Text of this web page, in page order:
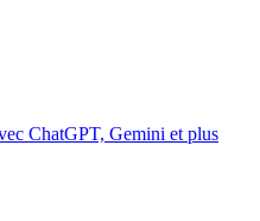
ChatGPT, Gemini et plus